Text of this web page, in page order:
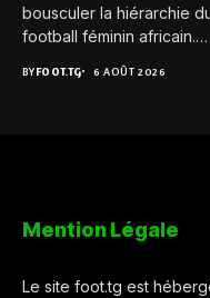
bousculer la hiérarchie
football féminin africain.
BYFOOT.TG 6 AOÛT 2026
Mention Légale
Le site foot.tg est